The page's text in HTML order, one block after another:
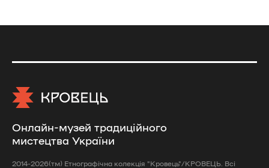
Онлайн-музей традиційного
мистецтва України
2014-2026(тм) Етнографічна колекція "Кровець"/КРОВЕЦЬ. Всі